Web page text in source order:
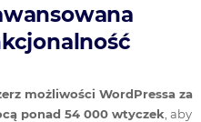
możliwości WordPressa za
ponad 54 000 wtyczek , aby